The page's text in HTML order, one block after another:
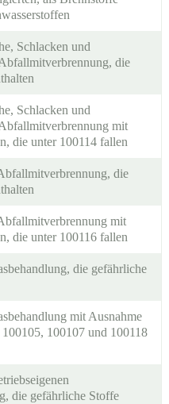
Schlacken und
die
Schlacken und
mit
die unter 100114 fallen
die
mit
die unter 100116 fallen
die gefährliche
mit Ausnahme
100107 und 100118
die gefährliche Stoffe